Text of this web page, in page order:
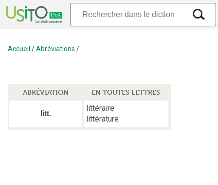
Accueil /Abréviations /
ABRÉVIATION EN TOUTES LETTRES
litt.
littéraire
littérature